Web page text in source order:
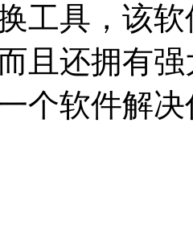
工具，该
且还拥有
个软件解